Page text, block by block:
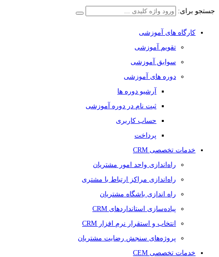
جستجو برای:
کارگاه های آموزشی
تقویم آموزشی
سوابق آموزشی
دوره های آموزشی
آرشیو دوره ها
ثبت نام در دوره آموزشی
حساب کاربری
پرداخت
خدمات تخصصی CRM
راه‌اندازی واحد امور مشتریان
راه‌اندازی مراکز ارتباط با مشتری
راه اندازی باشگاه مشتریان
پیاده‌سازی استانداردهای CRM
انتخاب و استقرار نرم افزار CRM
پروژه‌های سنجش رضایت مشتریان
خدمات تخصصی CEM